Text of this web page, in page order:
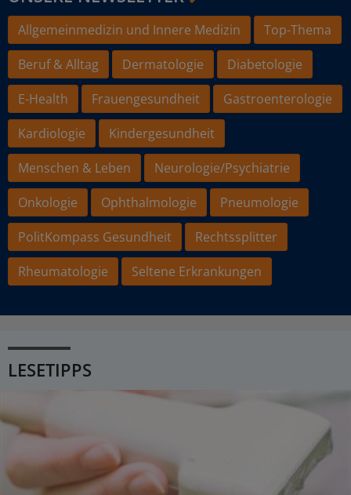
Allgemeinmedizin und Innere Medizin
Top-Thema
Beruf & Alltag
Dermatologie
Diabetologie
E-Health
Frauengesundheit
Gastroenterologie
Kardiologie
Kindergesundheit
Menschen & Leben
Neurologie/Psychiatrie
Onkologie
Ophthalmologie
Pneumologie
PolitKompass Gesundheit
Rechtssplitter
Rheumatologie
Seltene Erkrankungen
LESETIPPS